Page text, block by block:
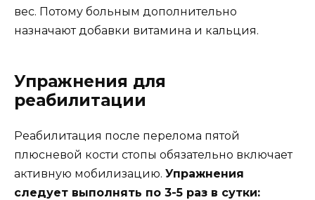
вес. Потому больным дополнительно
назначают добавки витамина и кальция.
Упражнения для
реабилитации
Реабилитация после перелома пятой
плюсневой кости стопы обязательно включает
активную мобилизацию. Упражнения
следует выполнять по 3-5 раз в сутки: